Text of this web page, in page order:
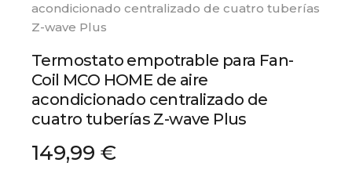
acondicionado centralizado de cuatro tuberías
Z-wave Plus
Termostato empotrable para Fan-
Coil MCO HOME de aire
acondicionado centralizado de
cuatro tuberías Z-wave Plus
149,99 €